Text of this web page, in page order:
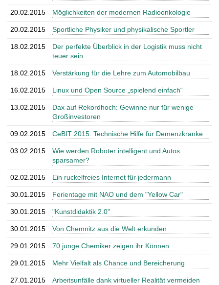
20.02.2015 Möglichkeiten der modernen Radioonkologie
20.02.2015 Sportliche Physiker und physikalische Sportler
18.02.2015
Der perfekte Überblick in der Logistik muss nicht
teuer sein
18.02.2015 Verstärkung für die Lehre zum Automobilbau
16.02.2015 Linux und Open Source „spielend einfach“
13.02.2015
Dax auf Rekordhoch: Gewinne nur für wenige
Großinvestoren
09.02.2015 CeBIT 2015: Technische Hilfe für Demenzkranke
03.02.2015
Wie werden Roboter intelligent und Autos
sparsamer?
02.02.2015 Ein ruckelfreies Internet für jedermann
30.01.2015 Ferientage mit NAO und dem "Yellow Car"
30.01.2015 "Kunstdidaktik 2.0"
30.01.2015 Von Chemnitz aus die Welt erkunden
29.01.2015 70 junge Chemiker zeigen ihr Können
29.01.2015 Mehr Vielfalt als Chance und Bereicherung
27.01.2015 Arbeitsunfälle dank virtueller Realität vermeiden